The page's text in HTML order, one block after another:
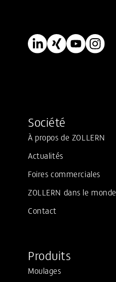
Société
À propos de ZOLLERN
Actualités
Foires commerciales
ZOLLERN dans le monde
Contact
Produits
Moulages